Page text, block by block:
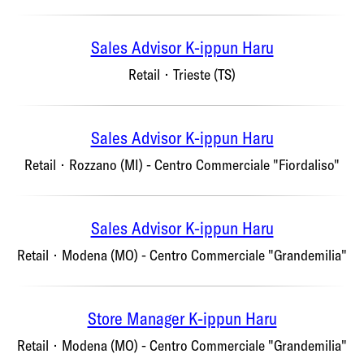
Sales Advisor K-ippun Haru
Retail · Trieste (TS)
Sales Advisor K-ippun Haru
Retail · Rozzano (MI) - Centro Commerciale "Fiordaliso"
Sales Advisor K-ippun Haru
Retail · Modena (MO) - Centro Commerciale "Grandemilia"
Store Manager K-ippun Haru
Retail · Modena (MO) - Centro Commerciale "Grandemilia"